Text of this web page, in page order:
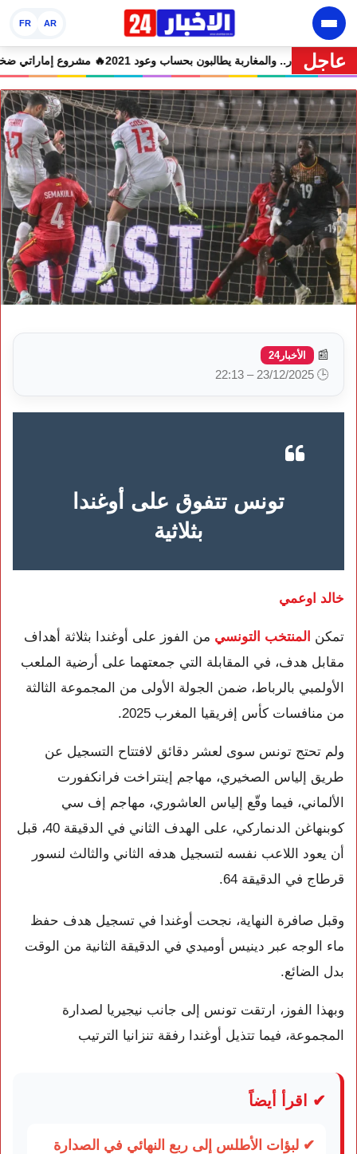
AR
FR
عاجل
سراح 🔥 شوكي يعيد وعود الأحرار.. والمغاربة يطالبون بحساب وعود 2021
📰 الأخبار24
🕒 23/12/2025 – 22:13
تونس تتفوق على أوغندا
بثلاثية
خالد اوعمي
تمكن المنتخب التونسي من الفوز على أوغندا بثلاثة أهداف
مقابل هدف، في المقابلة التي جمعتهما على أرضية الملعب
الأولمبي بالرباط، ضمن الجولة الأولى من المجموعة الثالثة
من منافسات كأس إفريقيا المغرب 2025.
ولم تحتج تونس سوى لعشر دقائق لافتتاح التسجيل عن
طريق إلياس الصخيري، مهاجم إينتراخت فرانكفورت
الألماني، فيما وقّع إلياس العاشوري، مهاجم إف سي
كوبنهاغن الدنماركي، على الهدف الثاني في الدقيقة 40، قبل
أن يعود اللاعب نفسه لتسجيل هدفه الثاني والثالث لنسور
قرطاج في الدقيقة 64.
وقبل صافرة النهاية، نجحت أوغندا في تسجيل هدف حفظ
ماء الوجه عبر دينيس أوميدي في الدقيقة الثانية من الوقت
بدل الضائع.
وبهذا الفوز، ارتقت تونس إلى جانب نيجيريا لصدارة
المجموعة، فيما تتذيل أوغندا رفقة تنزانيا الترتيب
✔ اقرأ أيضاً
✔ لبؤات الأطلس إلى ربع النهائي في الصدارة